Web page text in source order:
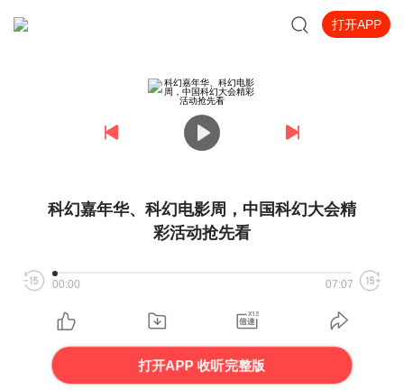
打开APP
科幻嘉年华、科幻电影周，中国科幻大会精
彩活动抢先看
00:00 07:07
打开APP 收听完整版